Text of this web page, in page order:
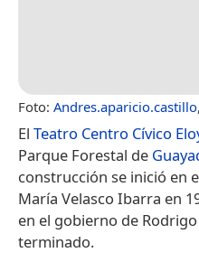
Foto: Andres.aparicio.castillo,
El Teatro Centro Cívico
Parque Forestal de
construcción se inició en
María Velasco Ibarra en
en el gobierno de
terminado.